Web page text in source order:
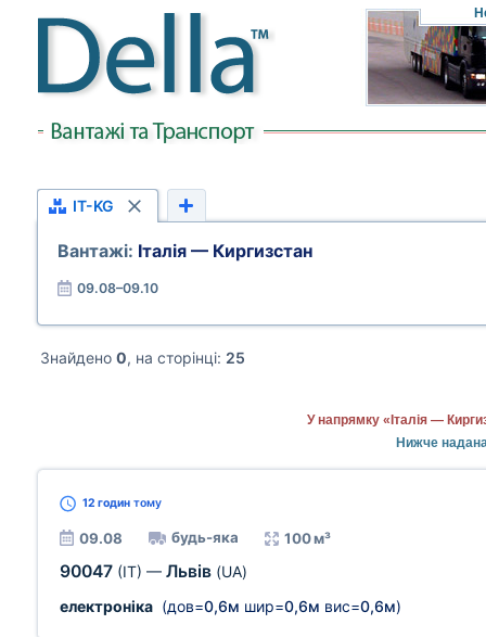
IT-KG
Вантажі: Італія — Киргизстан
09.08–09.10
Знайдено 0, на сторінці: 25
У напрямку «Італія —
Нижче надана
12 годин тому
09.08 будь-яка 100 м³
90047 (IT) — Львів (UA)
електроніка (дов=0,6м шир=0,6м вис=0,6м)